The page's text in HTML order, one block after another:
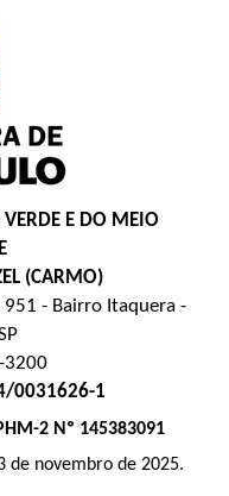
E DO MEIO
(CARMO)
951 - Bairro Itaquera -
3200
0031626-1
2 Nº 145383091
de novembro de 2025.